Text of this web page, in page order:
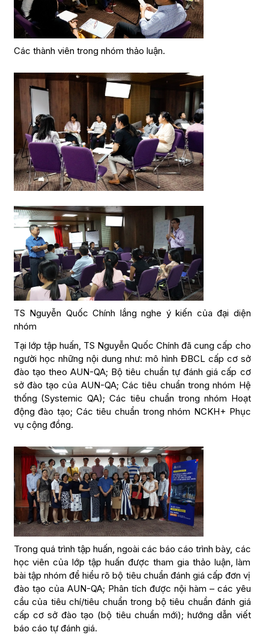
Các thành viên trong nhóm thảo luận.
TS Nguyễn Quốc Chính lắng nghe ý kiến của đại diện
nhóm
Tại lớp tập huấn, TS Nguyễn Quốc Chính đã cung cấp cho
người học những nội dung như: mô hình ĐBCL cấp cơ sở
đào tạo theo AUN-QA; Bộ tiêu chuẩn tự đánh giá cấp cơ
sở đào tạo của AUN-QA; Các tiêu chuẩn trong nhóm Hệ
thống (Systemic QA); Các tiêu chuẩn trong nhóm Hoạt
động đào tạo; Các tiêu chuẩn trong nhóm NCKH+ Phục
vụ cộng đồng.
Trong quá trình tập huấn, ngoài các báo cáo trình bày, các
học viên của lớp tập huấn được tham gia thảo luận, làm
bài tập nhóm để hiểu rõ bộ tiêu chuẩn đánh giá cấp đơn vị
đào tạo của AUN-QA; Phân tích được nội hàm – các yêu
cầu của tiêu chí/tiêu chuẩn trong bộ tiêu chuẩn đánh giá
cấp cơ sở đào tạo (bộ tiêu chuẩn mới); hướng dẫn viết
báo cáo tự đánh giá.